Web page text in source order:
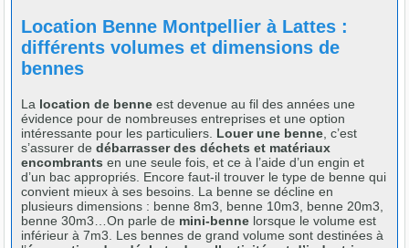
Location Benne Montpellier à Lattes :
différents volumes et dimensions de
bennes
La location de benne est devenue au fil des années une
évidence pour de nombreuses entreprises et une option
intéressante pour les particuliers. Louer une benne , c’est
s’assurer dedébarrasser des déchets et matériaux
encombrants en une seule fois, et ce à l’aide d’un engin et
d’un bac appropriés. Encore faut-il trouver le type de benne qui
convient mieux à ses besoins. La benne se décline en
plusieurs dimensions : benne 8m3, benne 10m3, benne 20m3,
benne 30m3…On parle de mini-benne lorsque le volume est
inférieur à 7m3. Les bennes de grand volume sont destinées à